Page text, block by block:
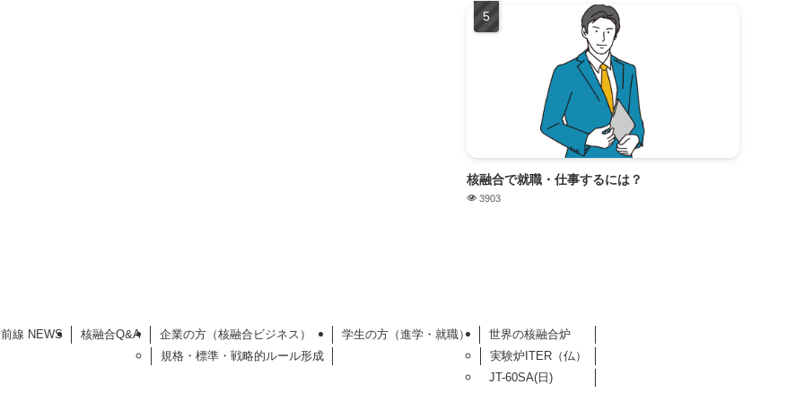
核融合で就職・仕事するには？
3903
線 NEWS 核融合Q&A
企業の方（核融合ビジネス）
規格・標準・戦略的ルール形成
学生の方（進学・就職）
世界の核融合炉
実験炉ITER（仏）
JT-60SA(日)